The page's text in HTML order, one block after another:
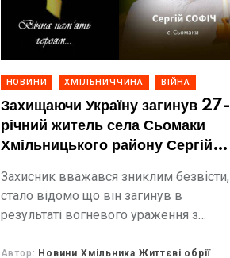
НОВИНИ ХМІЛЬНИЧЧИНА ВІЙНА
Захищаючи Україну загинув 27-
річний житель села Сьомаки
Хмільницького району Сергій
Захисник вважався зниклим безвісти,
стало відомо що він загинув в
результаті вогневого ураження з
пункті Фізія Синельниківського району
Автор: Новини Хмільника Життєві обрії